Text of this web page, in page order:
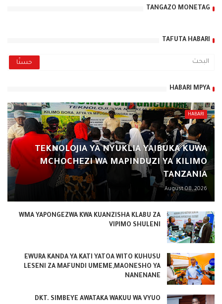
TANGAZO MONETAG
TAFUTA HABARI
HABARI MPYA
HABARI
TEKNOLOJIA YA NYUKLIA YAIBUKA KUWA
MCHOCHEZI WA MAPINDUZI YA KILIMO
TANZANIA
August 08, 2026
WMA YAPONGEZWA KWA KUANZISHA KLABU ZA
VIPIMO SHULENI
EWURA KANDA YA KATI YATOA WITO KUHUSU
LESENI ZA MAFUNDI UMEME,MAONESHO YA
NANENANE
DKT. SIMBEYE AWATAKA WAKUU WA VYUO